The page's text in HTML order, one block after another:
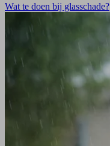
Wat te doen bij glasschade?